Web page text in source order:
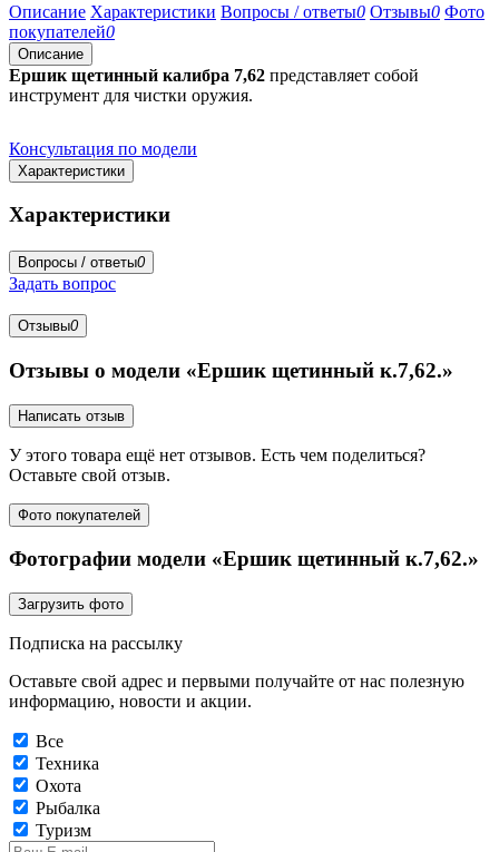
Описание Характеристики Вопросы / ответы0 Отзывы0 Фото
покупателей0
Описание
Ершик щетинный калибра 7,62 представляет собой
инструмент для чистки оружия.
Консультация по модели
Характеристики
Характеристики
Вопросы / ответы0
Задать вопрос
Отзывы0
Отзывы о модели «Ершик щетинный к.7,62.»
Написать отзыв
У этого товара ещё нет отзывов. Есть чем поделиться?
Оставьте свой отзыв.
Фото покупателей
Фотографии модели «Ершик щетинный к.7,62.»
Загрузить фото
Подписка на рассылку
Оставьте свой адрес и первыми получайте от нас полезную
информацию, новости и акции.
Все
Техника
Охота
Рыбалка
Туризм